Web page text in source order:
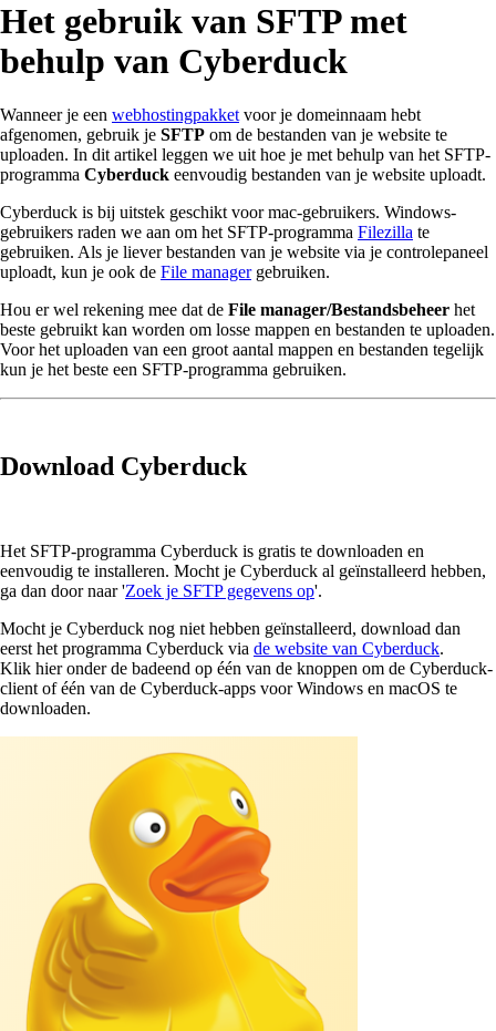
Het gebruik van SFTP met
behulp van Cyberduck
Wanneer je een webhostingpakket voor je domeinnaam hebt
afgenomen, gebruik je SFTP om de bestanden van je website te
uploaden. In dit artikel leggen we uit hoe je met behulp van het SFTP-
programma Cyberduck eenvoudig bestanden van je website uploadt.
Cyberduck is bij uitstek geschikt voor mac-gebruikers. Windows-
gebruikers raden we aan om het SFTP-programma Filezilla te
gebruiken. Als je liever bestanden van je website via je controlepaneel
uploadt, kun je ook de File managergebruiken.
Hou er wel rekening mee dat de File manager/Bestandsbeheer het
beste gebruikt kan worden om losse mappen en bestanden te uploaden.
Voor het uploaden van een groot aantal mappen en bestanden tegelijk
kun je het beste een SFTP-programma gebruiken.
Download Cyberduck
Het SFTP-programma Cyberduck is gratis te downloaden en
eenvoudig te installeren. Mocht je Cyberduck al geïnstalleerd hebben,
ga dan door naar 'Zoek je SFTP gegevens op'.
Mocht je Cyberduck nog niet hebben geïnstalleerd, download dan
eerst het programma Cyberduck via de website van Cyberduck.
Klik hier onder de badeend op één van de knoppen om de Cyberduck-
client of één van de Cyberduck-apps voor Windows en macOS te
downloaden.